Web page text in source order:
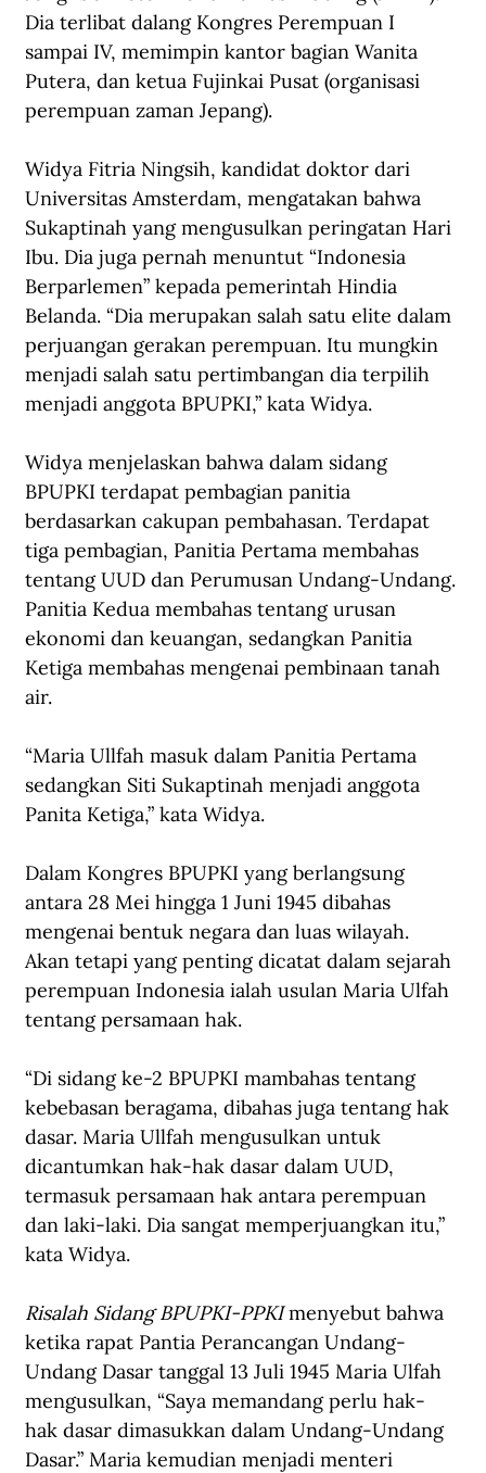
Dia terlibat dalang Kongres Perempuan I
sampai IV, memimpin kantor bagian Wanita
Putera, dan ketua Fujinkai Pusat (organisasi
perempuan zaman Jepang).
Widya Fitria Ningsih, kandidat doktor dari
Universitas Amsterdam, mengatakan bahwa
Sukaptinah yang mengusulkan peringatan Hari
Ibu. Dia juga pernah menuntut “Indonesia
Berparlemen” kepada pemerintah Hindia
Belanda. “Dia merupakan salah satu elite dalam
perjuangan gerakan perempuan. Itu mungkin
menjadi salah satu pertimbangan dia terpilih
menjadi anggota BPUPKI,” kata Widya.
Widya menjelaskan bahwa dalam sidang
BPUPKI terdapat pembagian panitia
berdasarkan cakupan pembahasan. Terdapat
tiga pembagian, Panitia Pertama membahas
tentang UUD dan Perumusan Undang-Undang.
Panitia Kedua membahas tentang urusan
ekonomi dan keuangan, sedangkan Panitia
Ketiga membahas mengenai pembinaan tanah
air.
“Maria Ullfah masuk dalam Panitia Pertama
sedangkan Siti Sukaptinah menjadi anggota
Panita Ketiga,” kata Widya.
Dalam Kongres BPUPKI yang berlangsung
antara 28 Mei hingga 1 Juni 1945 dibahas
mengenai bentuk negara dan luas wilayah.
Akan tetapi yang penting dicatat dalam sejarah
perempuan Indonesia ialah usulan Maria Ulfah
tentang persamaan hak.
“Di sidang ke-2 BPUPKI mambahas tentang
kebebasan beragama, dibahas juga tentang hak
dasar. Maria Ullfah mengusulkan untuk
dicantumkan hak-hak dasar dalam UUD,
termasuk persamaan hak antara perempuan
dan laki-laki. Dia sangat memperjuangkan itu,”
kata Widya.
Risalah Sidang BPUPKI-PPKI menyebut bahwa
ketika rapat Pantia Perancangan Undang-
Undang Dasar tanggal 13 Juli 1945 Maria Ulfah
mengusulkan, “Saya memandang perlu hak-
hak dasar dimasukkan dalam Undang-Undang
Dasar.” Maria kemudian menjadi menteri